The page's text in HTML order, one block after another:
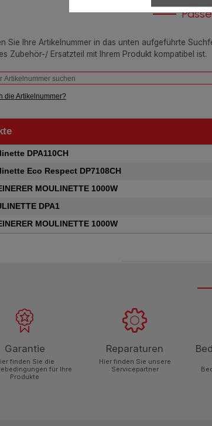
Sie Ihre Artikelnummer in das unten aufgeführte
Zubehör-/ Ersatzteil mit Ihrem Produkt kompatibel ist.
die Artikelnummer?
DPA110CH
Eco Respect DP7108CH
MOULINETTE 1000W
DPA1
MOULINETTE 1000W
Garantie
finden Sie die
für Ihre
Produkte
Reparaturen
Hier finden Sie unsere
Servicepartner